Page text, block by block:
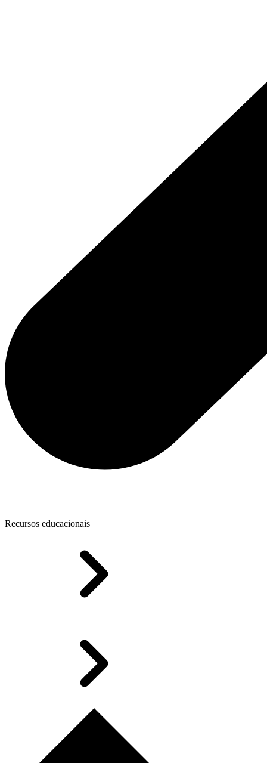
Recursos educacionais